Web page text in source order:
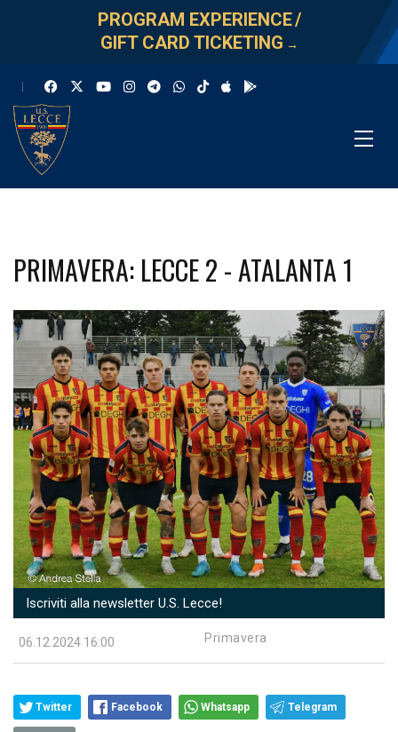
PROGRAM EXPERIENCE/
GIFT CARD TICKETING →
PRIMAVERA: LECCE 2 - ATALANTA 1
Iscriviti alla newsletter U.S. Lecce!
06.12.2024 16:00 Primavera
Twitter Facebook Whatsapp Telegram